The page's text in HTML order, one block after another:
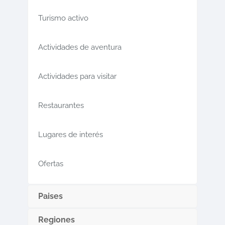
Turismo activo
Actividades de aventura
Actividades para visitar
Restaurantes
Lugares de interés
Ofertas
Paises
Regiones